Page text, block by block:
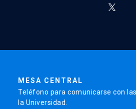
MESA CENTRAL
Teléfono para comunicarse con
la Universidad.